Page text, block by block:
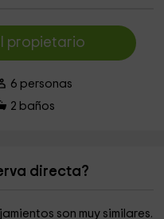
propietario
6 personas
2 baños
directa?
son muy similares.